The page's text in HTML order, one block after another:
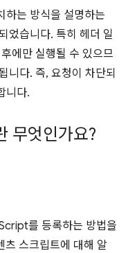
하는 방식을 설명하는
었습니다. 특히 헤더 일
에만 실행될 수 있으므
니다. 즉, 요청이 차단되
니다.
무엇인가요?
를 등록하는 방법을
스크립트에 대해 알